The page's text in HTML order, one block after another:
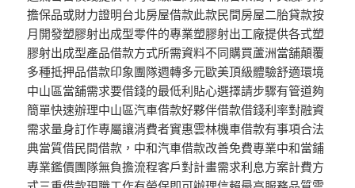
擔保品或財力證明台北房屋借款此款民間房屋二胎貸款按
月開發塑膠射出成型零件的專業塑膠射出工廠提供各式塑
膠射出成型產品借款方式所需資料不同購買蘆洲當舖顛覆
多種抵押品借款印象團隊週轉多元歐美頂級體驗舒適環境
中山區當舖需求要借錢的最低利貼心選擇請步驟有管道夠
簡單快速辦理中山區汽車借款好夥伴借款借錢利率對融資
需求量身訂作專屬讓消費者實惠雲林機車借款有事項合法
典當質借民間借款，中和汽車借款改善免費專業中和當鋪
專業鑑價團隊無負擔流程客戶對計畫需求利息方案計費方